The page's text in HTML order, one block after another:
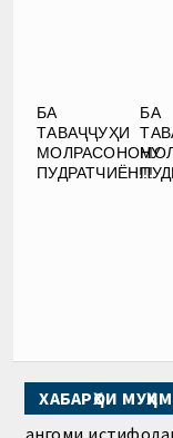
БА
ТАВАҶҶУҲИ
МОЛРАСОНОНУ
ПУДРАТЧИЁН!!!
БА
ХАБАРҲОИ